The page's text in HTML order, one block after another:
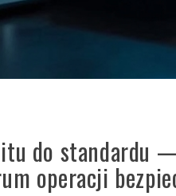
do standardu
operacji